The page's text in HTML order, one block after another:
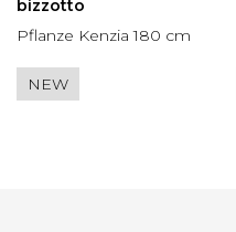
bizzotto
Pflanze Kenzia 180 cm
NEW